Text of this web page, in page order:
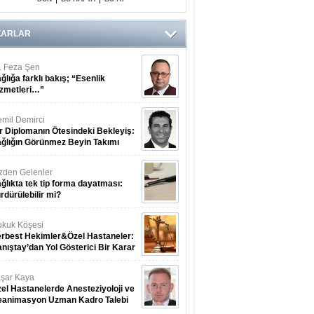
Feza Şen
farklı bakış; “Esenlik
Demirci
Diplomanın Ötesindeki Bekleyiş:
Görünmez Beyin Takımı
Gelenler
tek tip forma dayatması:
mi?
Köşesi
Hekimler&Özel Hastaneler:
Yol Gösterici Bir Karar
Kaya
Hastanelerde Anesteziyoloji ve
Uzman Kadro Talebi